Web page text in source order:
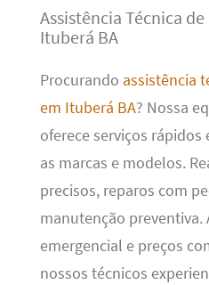
Assistência Técnica
Ituberá BA
Procurando assistência
em Ituberá BA? Nossa
oferece serviços rápidos
as marcas e modelos.
precisos, reparos com
manutenção preventiva.
emergencial e preços
nossos técnicos